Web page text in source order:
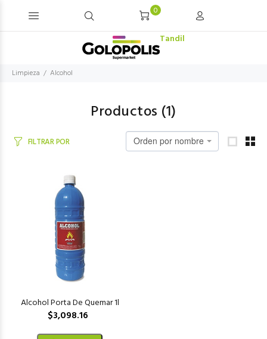
0
Tandil
Limpieza Alcohol
Productos (1)
FILTRAR POR Orden por nombre
Alcohol Porta De Quemar 1l
$3,098.16